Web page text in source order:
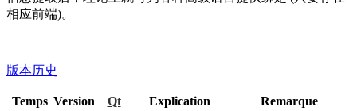
相应前端)。
版本历史
Temps Version Qt Explication
Remarque